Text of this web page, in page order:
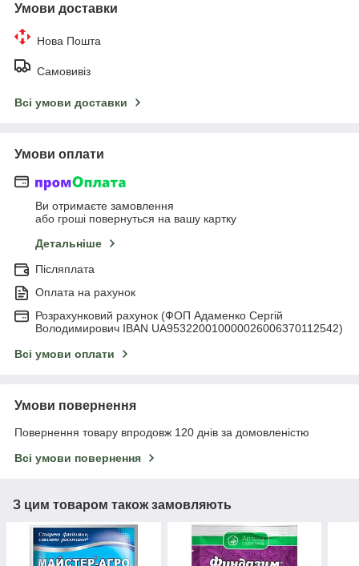
Умови доставки
Нова Пошта
Самовивіз
Всі умови доставки
Умови оплати
Ви отримаєте замовлення
або гроші повернуться на вашу картку
Детальніше
Післяплата
Оплата на рахунок
Розрахунковий рахунок (ФОП Адаменко Сергій
Володимирович IBAN UA953220010000026006370112542)
Всі умови оплати
Умови повернення
Повернення товару впродовж 120 днів за домовленістю
Всі умови повернення
З цим товаром також замовляють